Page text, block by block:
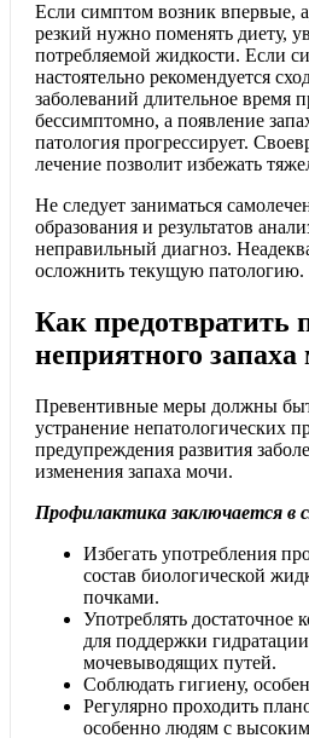
Если симптом возник впервые,
резкий нужно поменять диету,
потребляемой жидкости. Если
настоятельно рекомендуется
заболеваний длительное время
бессимптомно, а появление
патология прогрессирует.
лечение позволит избежать
Не следует заниматься
образования и результатов
неправильный диагноз.
осложнить текущую патологию.
Как предотвратить
неприятного запаха
Превентивные меры должны
устранение непатологических
предупреждения развития
изменения запаха мочи.
Профилактика заключается в
Избегать употребления
состав биологической
почками.
Употреблять достаточное
для поддержки
мочевыводящих путей.
Соблюдать гигиену,
Регулярно проходить
особенно людям с